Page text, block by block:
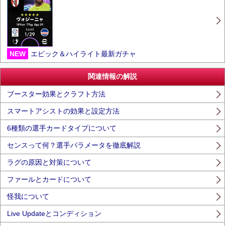
NEW エピック＆ハイライト最新ガチャ
関連情報の解説
ブースター効果とクラフト方法
スマートアシストの効果と設定方法
6種類の選手カードタイプについて
センスって何？選手パラメータを徹底解説
ラグの原因と対策について
ファールとカードについて
怪我について
Live Updateとコンディション